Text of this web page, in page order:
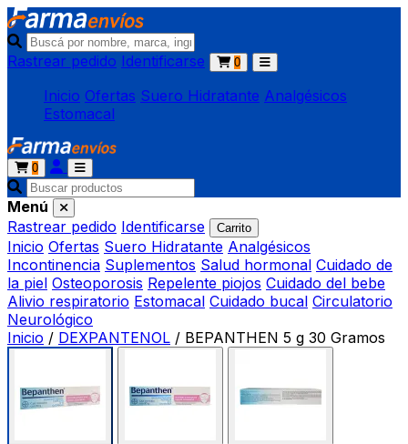
Rastrear pedido Identificarse 0
Inicio Ofertas Suero Hidratante Analgésicos
Estomacal
0
Menú
Rastrear pedido Identificarse Carrito
Inicio Ofertas Suero Hidratante Analgésicos
Incontinencia Suplementos Salud hormonal Cuidado de
la piel Osteoporosis Repelente piojos Cuidado del bebe
Alivio respiratorio Estomacal Cuidado bucal Circulatorio
Neurológico
Inicio / DEXPANTENOL / BEPANTHEN 5 g 30 Gramos